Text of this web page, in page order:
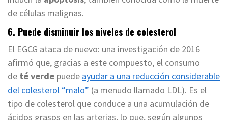
de células malignas.
6. Puede disminuir los niveles de colesterol
El EGCG ataca de nuevo: una investigación de 2016
afirmó que, gracias a este compuesto, el consumo
de té verde puede ayudar a una reducción considerable
del colesterol “malo” (a menudo llamado LDL). Es el
tipo de colesterol que conduce a una acumulación de
ácidos grasos en las arterias, lo que, según algunos